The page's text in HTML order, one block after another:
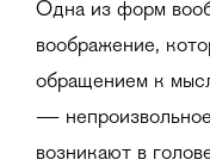
Одна из форм
воображение,
обращением к
—
возникают в